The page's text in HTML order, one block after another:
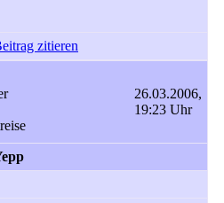
zitieren
26.03.2006,
19:23 Uhr